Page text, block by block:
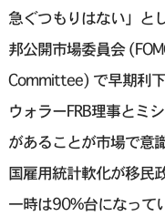
急ぐつもりはない」と
邦公開市場委員会
Committee) で早期利
ウォラーFRB理事とミ
があることが市場で意
国雇用統計軟化が移民
一時は90%台になって